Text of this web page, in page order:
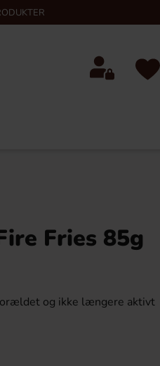
Fries 85g
og ikke længere aktivt